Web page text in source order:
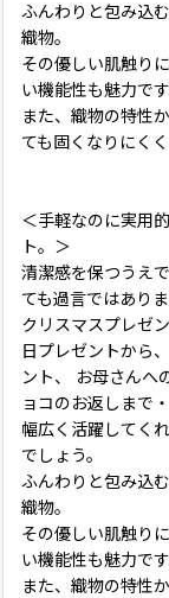
ふんわりと包み込
織物。
その優しい肌触り
い機能性も魅力です
また、織物の特性
ても固くなりにく
＜手軽なのに実用
ト。＞
清潔感を保つうえ
ても過言ではありま
クリスマスプレゼ
日プレゼントから
ント、 お母さんへ
ョコのお返しまで
幅広く活躍してく
でしょう。
ふんわりと包み込
織物。
その優しい肌触り
い機能性も魅力です
また、織物の特性